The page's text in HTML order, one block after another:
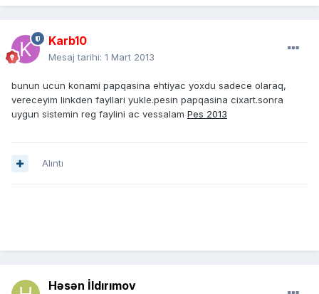
Karb10
Mesaj tarihi: 1 Mart 2013
bunun ucun konami papqasina ehtiyac yoxdu sadece olaraq,
vereceyim linkden fayllari yukle.pesin papqasina cixart.sonra
uygun sistemin reg faylini ac vessalam Pes 2013
Alıntı
Həsən İldırımov